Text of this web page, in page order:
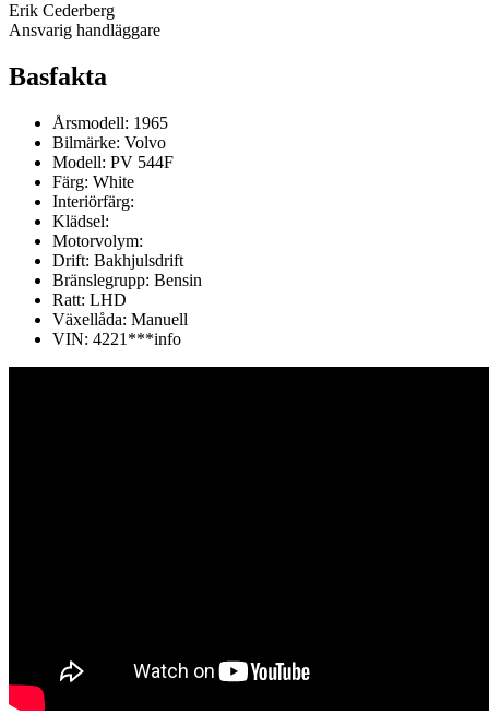
Erik Cederberg
Ansvarig handläggare
Basfakta
Årsmodell: 1965
Bilmärke: Volvo
Modell: PV 544F
Färg: White
Interiörfärg:
Klädsel:
Motorvolym:
Drift: Bakhjulsdrift
Bränslegrupp: Bensin
Ratt: LHD
Växellåda: Manuell
VIN: 4221***info